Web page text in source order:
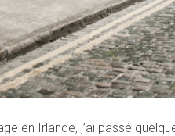
en Irlande, j’ai passé